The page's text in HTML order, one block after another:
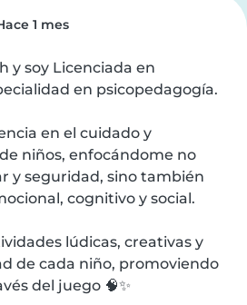
1 mes
y soy Licenciada en
en psicopedagogía.
en el cuidado y
niños, enfocándome no
y seguridad, sino también
cognitivo y social.
lúdicas, creativas y
de cada niño, promoviendo
del juego 🧠✨